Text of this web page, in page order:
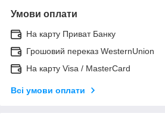
Умови оплати
На карту Приват Банку
Грошовий переказ WesternUnion
На карту Visa / MasterCard
Всі умови оплати